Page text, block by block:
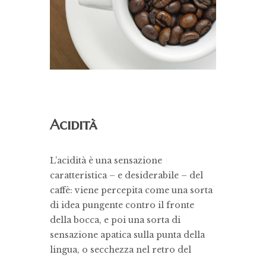
Acidità
L’acidità è una sensazione
caratteristica – e desiderabile – del
caffè: viene percepita come una sorta
di idea pungente contro il fronte
della bocca, e poi una sorta di
sensazione apatica sulla punta della
lingua, o secchezza nel retro del